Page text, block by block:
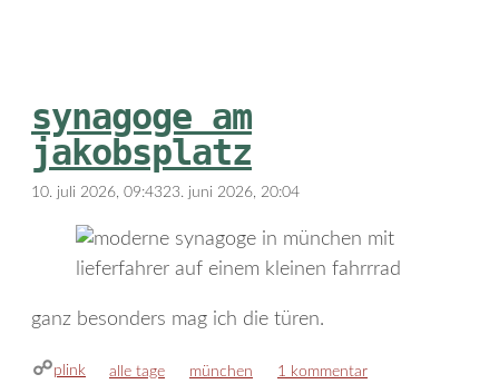
synagoge am
jakobsplatz
10. juli 2026, 09:4323. juni 2026, 20:04
ganz besonders mag ich die türen.
plink kategorien
alle tage schlagwörter
münchen 1 kommentar